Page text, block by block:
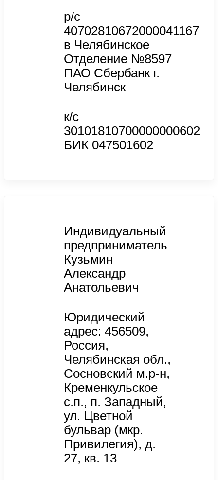
р/с
40702810672000041167
в Челябинское
Отделение №8597
ПАО Сбербанк г.
Челябинск
к/с
30101810700000000602
БИК 047501602
Индивидуальный
предприниматель
Кузьмин
Александр
Анатольевич
Юридический
адрес: 456509,
Россия,
Челябинская обл.,
Сосновский м.р-н,
Кременкульское
с.п., п. Западный,
ул. Цветной
бульвар (мкр.
Привилегия), д.
27, кв. 13